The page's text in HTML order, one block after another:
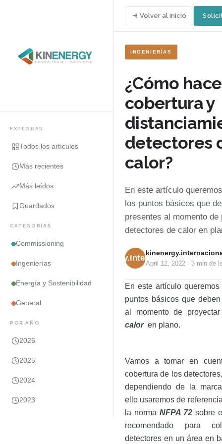
EXPLORAR
Todos los artículos
Más recientes
Más leídos
Guardados
CATEGORÍAS
Commissioning
Ingenierías
Energía y Sostenibilidad
General
POR AÑO
2026
2025
2024
2023
Volver al inicio
INGENIERÍAS
¿Cómo
cobertura y
detectores
calor?
En este artículo
los puntos básicos que
presentes al momento de
detectores de calor en
kinenergy.internacional
April 12, 2022 · 3 min de
En este artículo
puntos básicos que
al momento de
caloren plano.
Vamos a tomar en
cobertura de los
dependiendo de la
ello usaremos de
la norma NFPA 72 sobre
recomendado para
detectores en un área en